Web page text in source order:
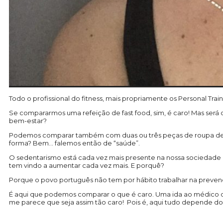
Todo o profissional do fitness, mais propriamente os Personal
Se compararmos uma refeição de fast food, sim, é caro! Mas
bem-estar?
Podemos comparar também com duas ou três peças de roupa
forma? Bem… falemos então de “saúde”.
O sedentarismo está cada vez mais presente na nossa
tem vindo a aumentar cada vez mais. E porquê?
Porque o povo português não tem por hábito trabalhar na
É aqui que podemos comparar o que é caro. Uma ida ao médico
me parece que seja assim tão caro! Pois é, aqui tudo depende